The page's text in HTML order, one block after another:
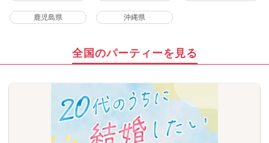
鹿児島県 沖縄県
全国のパーティーを見る